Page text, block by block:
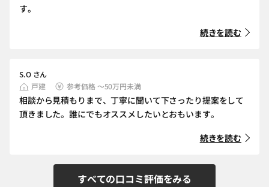
す。
続きを読む
S.O さん
戸建
参考価格 ～50万円未満
相談から見積もりまで、丁寧に聞いて下さったり提案をして
頂きました。誰にでもオススメしたいとおもいます。
続きを読む
すべての口コミ評価をみる